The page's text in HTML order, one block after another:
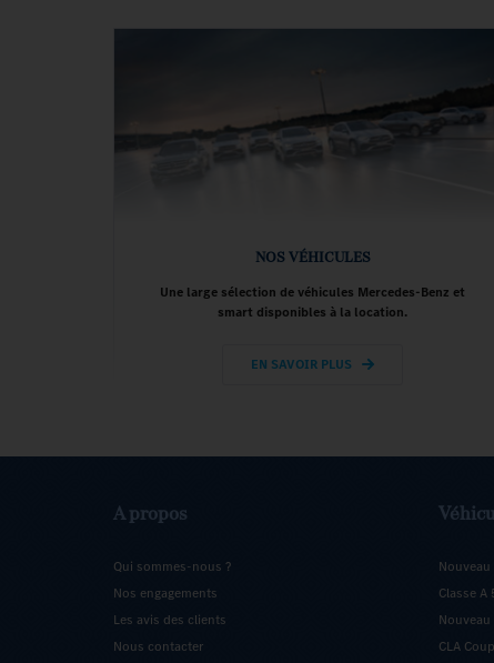
NOS VÉHICULES
Une large sélection de véhicules Mercedes-Benz et
smart disponibles à la location.
EN SAVOIR PLUS
A propos
Qui sommes-nous ?
Nos engagements
Les avis des clients
Nous contacter
Nouveau
Classe A
Nouveau
CLA